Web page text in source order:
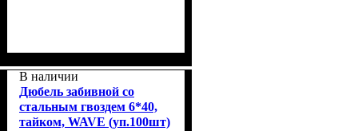
В наличии
Дюбель забивной со
стальным гвоздем 6*40,
тайком, WAVE (уп.100шт)